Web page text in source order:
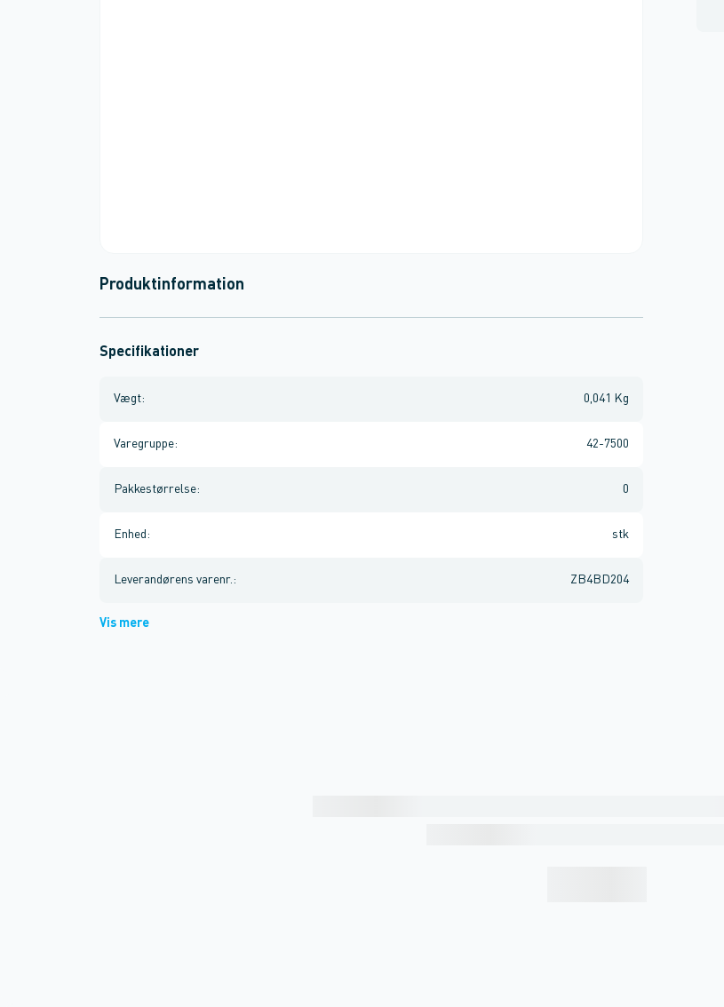
Produktinformation
Specifikationer
Vægt: 0,041 Kg
Varegruppe: 42-7500
Pakkestørrelse: 0
Enhed : stk
Leverandørens varenr. : ZB4BD204
Vis mere